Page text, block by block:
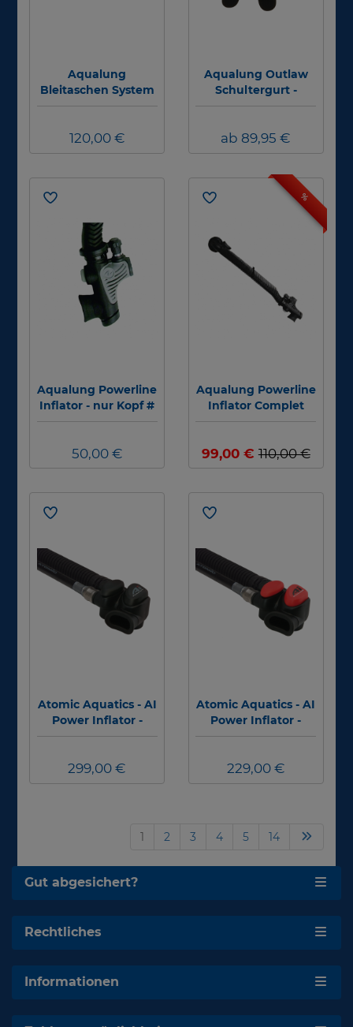
Aqualung
Bleitaschen System
Komplett für Wave -
120,00 €
Aqualung Outlaw
Schultergurt -
Abverkauf - #
ab 89,95 €
Aqualung Powerline
Inflator - nur Kopf #
50,00 €
%
Aqualung Powerline
Inflator Complet
99,00 €110,00 €
Atomic Aquatics - AI
Power Inflator -
schwarz-grau - Titan
299,00 €
Atomic Aquatics - AI
Power Inflator -
schwarz-rot -
229,00 €
1 2 3 4 5 14
Gut abgesichert?
Rechtliches
Informationen